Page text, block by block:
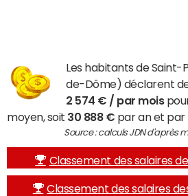
Les habitants de
de-Dôme) déclarent
2 574 € / par mois
moyen, soit 30 888 € par an et par
Source : calculs JDN d'après
Classement des salaires
Classement des salaires